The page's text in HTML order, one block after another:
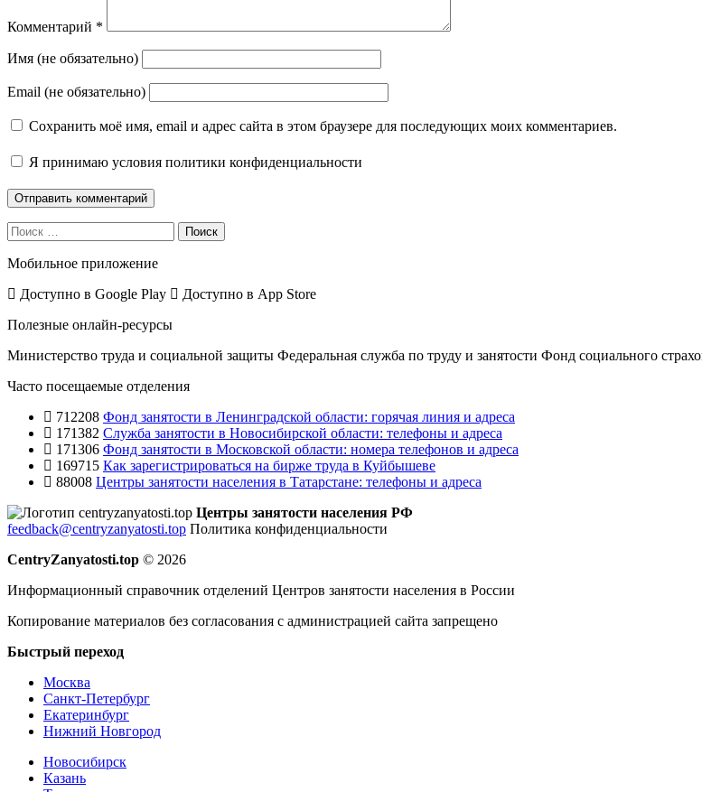
Комментарий *
Имя (не обязательно)
Email (не обязательно)
Сохранить моё имя, email и адрес сайта в этом браузере для последующих моих комментариев.
Я принимаю условия политики конфиденциальности
Поиск
Мобильное приложение
Доступно в Google Play Доступно в App Store
Полезные онлайн-ресурсы
Министерство труда и социальной защиты Федеральная служба по труду и занятости Фонд социального
Часто посещаемые отделения
712208 Фонд занятости в Ленинградской области: горячая линия и адреса
171382 Служба занятости в Новосибирской области: телефоны и адреса
171306 Фонд занятости в Московской области: номера телефонов и адреса
169715 Как зарегистрироваться на бирже труда в Куйбышеве
88008 Центры занятости населения в Татарстане: телефоны и адреса
Центры занятости населения РФ
feedback@centryzanyatosti.top Политика конфиденциальности
CentryZanyatosti.top © 2026
Информационный справочник отделений Центров занятости населения в России
Копирование материалов без согласования с администрацией сайта запрещено
Быстрый переход
Москва
Санкт-Петербург
Екатеринбург
Нижний Новгород
Новосибирск
Казань